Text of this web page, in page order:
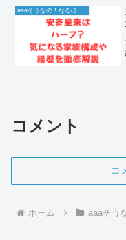
コメント
コ
ホーム aaaそう